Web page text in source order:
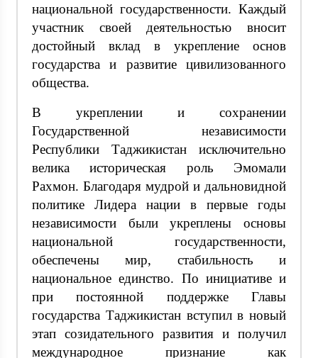
национальной государственности. Каждый
участник своей деятельностью вносит
достойный вклад в укрепление основ
государства и развитие цивилизованного
общества.
В укреплении и сохранении
Государственной независимости
Республики Таджикистан исключительно
велика историческая роль Эмомали
Рахмон. Благодаря мудрой и дальновидной
политике Лидера нации в первые годы
независимости были укреплены основы
национальной государственности,
обеспечены мир, стабильность и
национальное единство. По инициативе и
при постоянной поддержке Главы
государства Таджикистан вступил в новый
этап созидательного развития и получил
международное признание как